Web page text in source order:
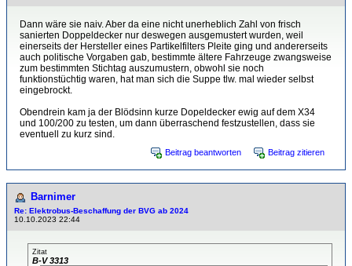
Dann wäre sie naiv. Aber da eine nicht unerheblich Zahl von frisch
sanierten Doppeldecker nur deswegen ausgemustert wurden, weil
einerseits der Hersteller eines Partikelfilters Pleite ging und andererseits
auch politische Vorgaben gab, bestimmte ältere Fahrzeuge zwangsweise
zum bestimmten Stichtag auszumustern, obwohl sie noch
funktionstüchtig waren, hat man sich die Suppe tlw. mal wieder selbst
eingebrockt.
Obendrein kam ja der Blödsinn kurze Dopeldecker ewig auf dem X34
und 100/200 zu testen, um dann überraschend festzustellen, dass sie
eventuell zu kurz sind.
Beitrag beantworten Beitrag zitieren
Barnimer
Re: Elektrobus-Beschaffung der BVG ab 2024
10.10.2023 22:44
Zitat
B-V 3313